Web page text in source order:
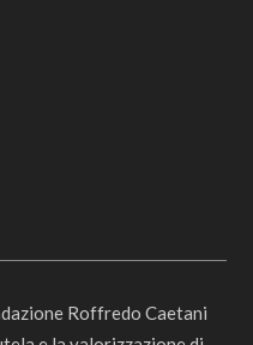
Roffredo Caetani